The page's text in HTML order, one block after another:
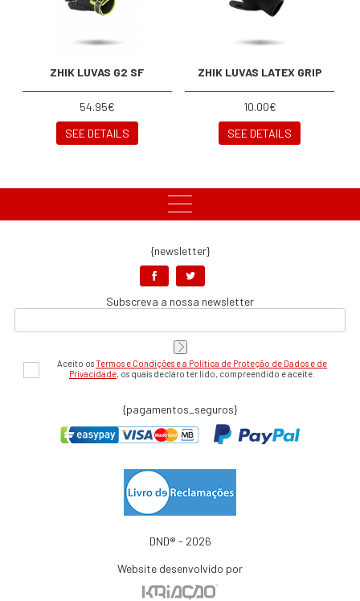
ZHIK LUVAS G2 SF
54.95€
SEE DETAILS
ZHIK LUVAS LATEX GRIP
10.00€
SEE DETAILS
{newsletter}
Subscreva a nossa newsletter
Aceito osTermos e Condições e a Política de Proteção de Dados e de
Privacidade, os quais declaro ter lido, compreendido e aceite.
{pagamentos_seguros}
DND® - 2026
Website desenvolvido por